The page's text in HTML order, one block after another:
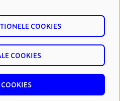
privacy & disclaimer
reset
COOKIES
COOKIES